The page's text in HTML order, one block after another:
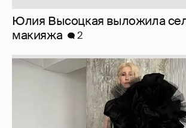
Журналистка Сулим